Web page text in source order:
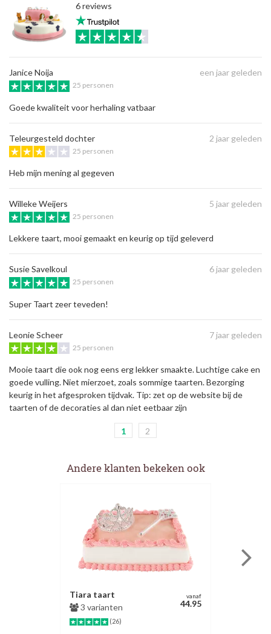
6 reviews
Janice Noija een jaar geleden
25 personen
Goede kwaliteit voor herhaling vatbaar
Teleurgesteld dochter 2 jaar geleden
25 personen
Heb mijn mening al gegeven
Willeke Weijers 5 jaar geleden
25 personen
Lekkere taart, mooi gemaakt en keurig op tijd geleverd
Susie Savelkoul 6 jaar geleden
25 personen
Super Taart zeer teveden!
Leonie Scheer 7 jaar geleden
25 personen
Mooie taart die ook nog eens erg lekker smaakte. Luchtige cake en
goede vulling. Niet mierzoet, zoals sommige taarten. Bezorging
keurig in het afgesproken tijdvak. Tip: zet op de website bij de
taarten of de decoraties al dan niet eetbaar zijn
1 2
Andere klanten bekeken ook
Tiara taart
3 varianten
(26)
vanaf
44.95